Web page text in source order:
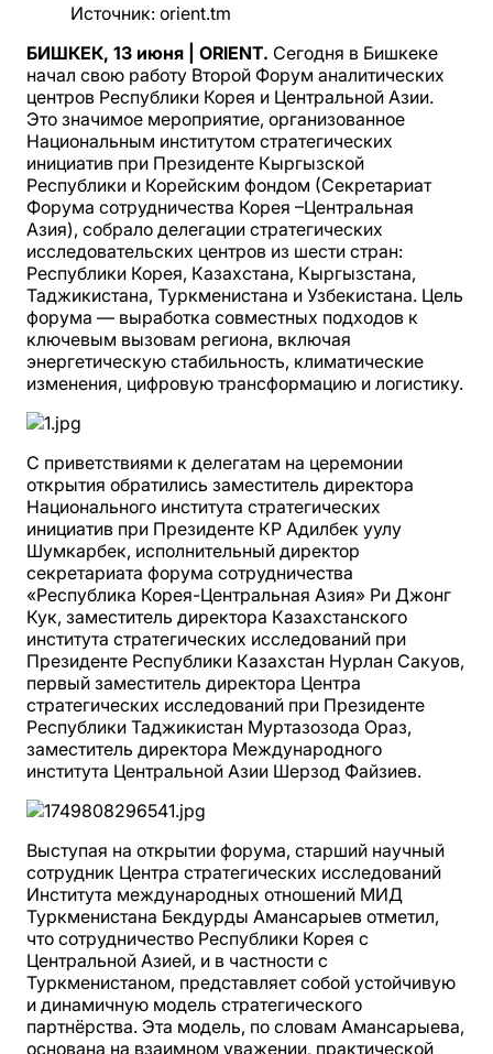
Источник: orient.tm
БИШКЕК, 13 июня | ORIENT. Сегодня в Бишкеке
начал свою работу Второй Форум аналитических
центров Республики Корея и Центральной Азии.
Это значимое мероприятие, организованное
Национальным институтом стратегических
инициатив при Президенте Кыргызской
Республики и Корейским фондом (Секретариат
Форума сотрудничества Корея –Центральная
Азия), собрало делегации стратегических
исследовательских центров из шести стран:
Республики Корея, Казахстана, Кыргызстана,
Таджикистана, Туркменистана и Узбекистана. Цель
форума — выработка совместных подходов к
ключевым вызовам региона, включая
энергетическую стабильность, климатические
изменения, цифровую трансформацию и логистику.
С приветствиями к делегатам на церемонии
открытия обратились заместитель директора
Национального института стратегических
инициатив при Президенте КР Адилбек уулу
Шумкарбек, исполнительный директор
секретариата форума сотрудничества
«Республика Корея-Центральная Азия» Ри Джонг
Кук, заместитель директора Казахстанского
института стратегических исследований при
Президенте Республики Казахстан Нурлан Сакуов,
первый заместитель директора Центра
стратегических исследований при Президенте
Республики Таджикистан Муртазозода Ораз,
заместитель директора Международного
института Центральной Азии Шерзод Файзиев.
Выступая на открытии форума, старший научный
сотрудник Центра стратегических исследований
Института международных отношений МИД
Туркменистана Бекдурды Амансарыев отметил,
что сотрудничество Республики Корея с
Центральной Азией, и в частности с
Туркменистаном, представляет собой устойчивую
и динамичную модель стратегического
партнёрства. Эта модель, по словам Амансарыева,
основана на взаимном уважении, практической